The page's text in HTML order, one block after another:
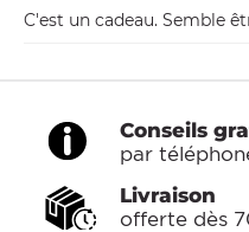
C'est un cadeau. Semble
Conseils
par
Livraison
offerte dès